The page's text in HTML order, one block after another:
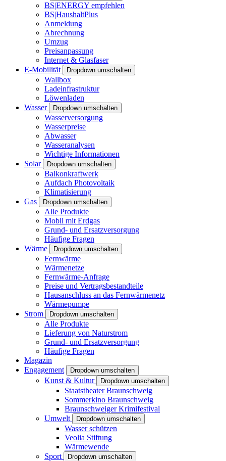
BS|ENERGY empfehlen
BS|HaushaltPlus
Anmeldung
Abrechnung
Umzug
Preisanpassung
Internet & Glasfaser
E-Mobilität
Dropdown umschalten
Wallbox
Ladeinfrastruktur
Löwenladen
Wasser
Dropdown umschalten
Wasserversorgung
Wasserpreise
Abwasser
Wasseranalysen
Wichtige Informationen
Solar
Dropdown umschalten
Balkonkraftwerk
Aufdach Photovoltaik
Klimatisierung
Gas
Dropdown umschalten
Alle Produkte
Mobil mit Erdgas
Grund- und Ersatzversorgung
Häufige Fragen
Wärme
Dropdown umschalten
Fernwärme
Wärmenetze
Fernwärme-Anfrage
Preise und Vertragsbestandteile
Hausanschluss an das Fernwärmenetz
Wärmepumpe
Strom
Dropdown umschalten
Alle Produkte
Lieferung von Naturstrom
Grund- und Ersatzversorgung
Häufige Fragen
Magazin
Engagement
Dropdown umschalten
Kunst & Kultur Dropdown umschalten
Staatstheater Braunschweig
Sommerkino Braunschweig
Braunschweiger Krimifestival
Umwelt
Dropdown umschalten
Wasser schützen
Veolia Stiftung
Wärmewende
Sport
Dropdown umschalten